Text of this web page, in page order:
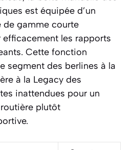
est équipée d’un
de gamme courte
les rapports
Cette fonction
segment des berlines à la
à la Legacy des
inattendues pour un
plutôt